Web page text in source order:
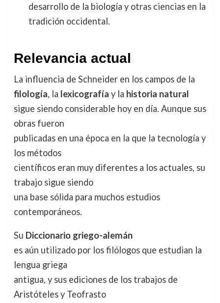
desarrollo de la biología y otras ciencias en la
tradición occidental.
Relevancia actual
La influencia de Schneider en los campos de la
filología, la lexicografía y la historia natural
sigue siendo considerable hoy en día. Aunque sus
obras fueron
publicadas en una época en la que la tecnología y
los métodos
científicos eran muy diferentes a los actuales, su
trabajo sigue siendo
una base sólida para muchos estudios
contemporáneos.
Su Diccionario griego-alemán
es aún utilizado por los filólogos que estudian la
lengua griega
antigua, y sus ediciones de los trabajos de
Aristóteles y Teofrasto